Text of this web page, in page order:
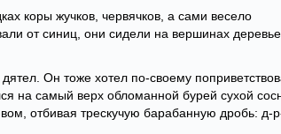
коры жучков, червячков, а сами весело
от синиц, они сидели на вершинах
Он тоже хотел по-своему
на самый верх обломанной бурей сухой
отбивая трескучую барабанную дробь: д-